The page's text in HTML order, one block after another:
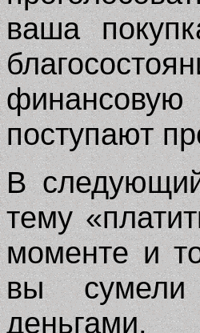
ваша
поступают
В
тему
моменте и
вы сумели
деньгами.